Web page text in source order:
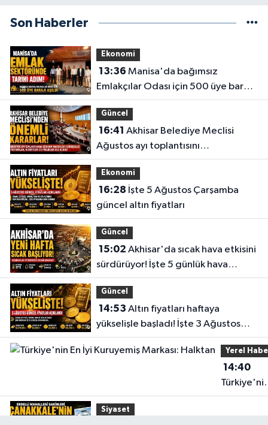
0 (236) 515 11 52 Yol Tarifi Al
İkbal Eczanesi
YEDİEYLÜL MAHALLESİ OĞUZ SOKAK NO:70 B ATATÜRK İLK ÖĞRETİM
OKULU - BEŞYOL TAKSİ DURAĞI KARŞISI
0 (236) 314 01 08
Üstün Eczanesi
ALTIEYLÜL MAH. HÜKÜMET CAD. NO:30 E
0 (236) 768 27 19 Yol Tarifi Al
Deva Eczanesi
CAMICEDIT MAH. YUNUS EMRE CAD. NO:89 A PARK KAHVESİ KARŞISI
0 (236) 816 52 64
Egemen Eczanesi
CUMHURIYET MAHALLESI MENDERES CADDESİ NO:63 A KIZILELMA İLE
TRENYOLU ARASI
0 (236) 715 52 32 Yol Tarifi Al
Gülden Eczanesi
NAMIK KEMAL MAHALLESI EVREN CADDESI NO:1 A KÖPRÜBASI-MANISA
İŞ BANKASI YANI
Son Haberler
Ekonomi
13:36
Emlakçılar Odası için 500 üye barajı
aşıldı
Güncel
16:41
Ağustos ayı toplantısını
gerçekleştirdi
Ekonomi
16:28
güncel altın fiyatları
Güncel
15:02
sürdürüyor! İşte 5 günlük hava
durumu
Güncel
14:53
yükselişle başladı! İşte 3 Ağustos
güncel fiyatlar
Yerel
14:40
En İyi
Siyaset